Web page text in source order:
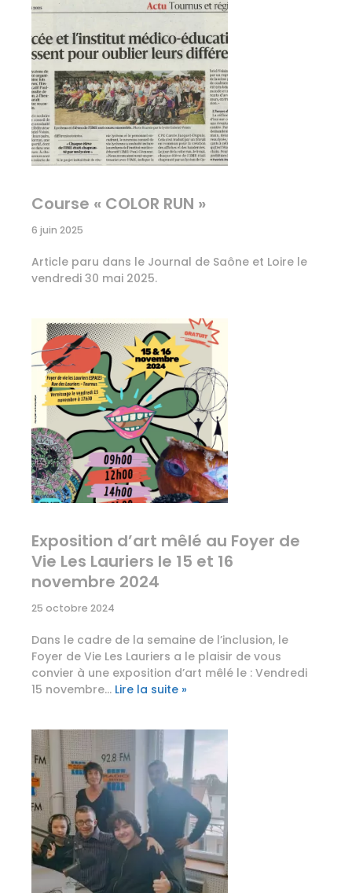
Course « COLOR RUN »
6 juin 2025
Article paru dans le Journal de Saône et Loire le
vendredi 30 mai 2025.
Exposition d’art mêlé au Foyer de
Vie Les Lauriers le 15 et 16
novembre 2024
25 octobre 2024
Dans le cadre de la semaine de l’inclusion, le
Foyer de Vie Les Lauriers a le plaisir de vous
convier à une exposition d’art mêlé le : Vendredi
15 novembre… Lire la suite »